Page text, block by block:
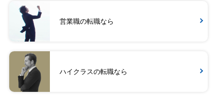
営業職の転職なら
ハイクラスの転職なら